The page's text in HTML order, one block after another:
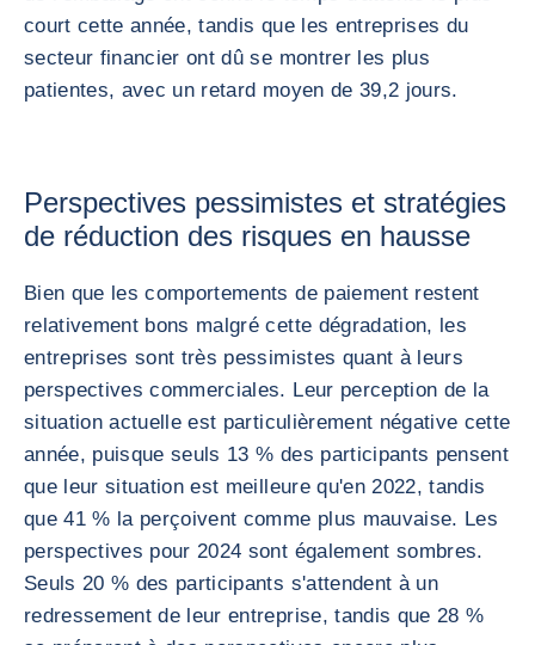
court cette année, tandis que les entreprises du
secteur financier ont dû se montrer les plus
patientes, avec un retard moyen de 39,2 jours.
Perspectives pessimistes et stratégies
de réduction des risques en hausse
Bien que les comportements de paiement restent
relativement bons malgré cette dégradation, les
entreprises sont très pessimistes quant à leurs
perspectives commerciales. Leur perception de la
situation actuelle est particulièrement négative cette
année, puisque seuls 13 % des participants pensent
que leur situation est meilleure qu'en 2022, tandis
que 41 % la perçoivent comme plus mauvaise. Les
perspectives pour 2024 sont également sombres.
Seuls 20 % des participants s'attendent à un
redressement de leur entreprise, tandis que 28 %